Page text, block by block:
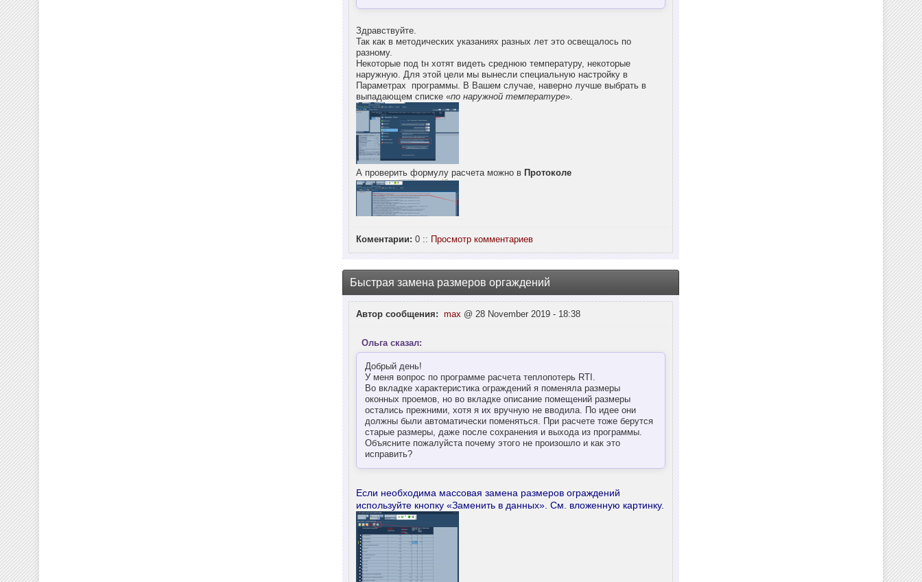
Здравствуйте.
Так как в методических указаниях разных лет это освещалось по
разному.
Некоторые под tн хотят видеть среднюю температуру, некоторые
наружную. Для этой цели мы вынесли специальную настройку в
Параметрах программы. В Вашем случае, наверно лучше выбрать в
выпадающем списке «по наружной температуре».
А проверить формулу расчета можно в Протоколе
Коментарии: 0 :: Просмотр комментариев
Быстрая замена размеров оргаждений
Автор сообщения: max @ 28 November 2019 - 18:38
Ольга сказал:
Добрый день!
У меня вопрос по программе расчета теплопотерь RTI.
Во вкладке характеристика ограждений я поменяла размеры
оконных проемов, но во вкладке описание помещений размеры
остались прежними, хотя я их вручную не вводила. По идее они
должны были автоматически поменяться. При расчете тоже берутся
старые размеры, даже после сохранения и выхода из программы.
Объясните пожалуйста почему этого не произошло и как это
исправить?
Если необходима массовая замена размеров ограждений
используйте кнопку «Заменить в данных». См. вложенную картинку.